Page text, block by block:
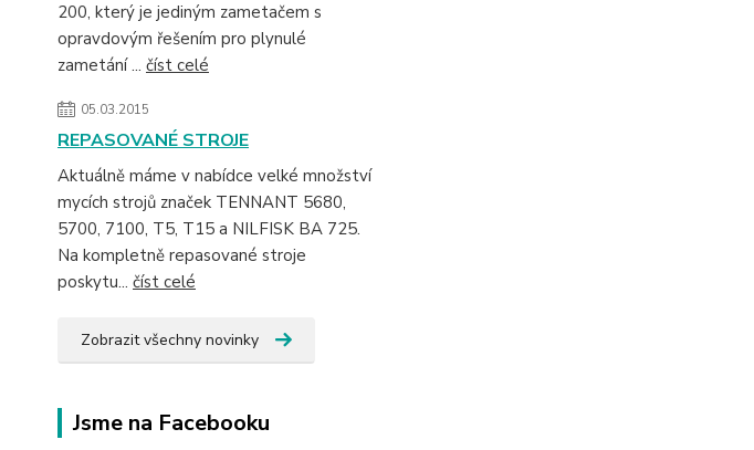
200, který je jediným zametačem s
opravdovým řešením pro plynulé
zametání ... číst celé
05.03.2015
REPASOVANÉ STROJE
Aktuálně máme v nabídce velké množství
mycích strojů značek TENNANT 5680,
5700, 7100, T5, T15 a NILFISK BA 725.
Na kompletně repasované stroje
poskytu... číst celé
Zobrazit všechny novinky
Jsme na Facebooku